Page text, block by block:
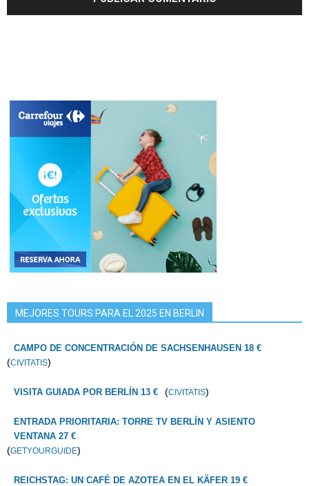
MEJORES TOURS PARA EL 2025 EN BERLIN
CAMPO DE CONCENTRACIÓN DE SACHSENHAUSEN 18 €
(CIVITATIS)
VISITA GUIADA POR BERLÍN 13 € (CIVITATIS)
ENTRADA PRIORITARIA: TORRE TV BERLÍN Y ASIENTO
VENTANA 27 €
(GETYOURGUIDE)
REICHSTAG: UN CAFÉ DE AZOTEA EN EL KÄFER 19 €